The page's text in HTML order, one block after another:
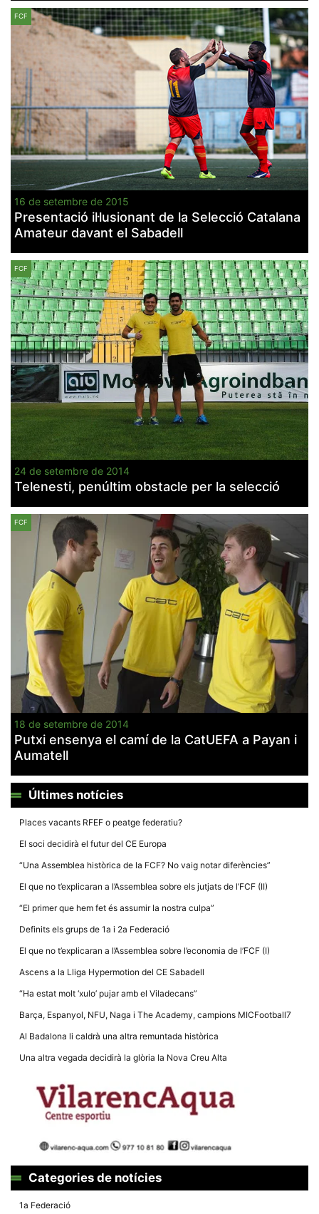
FCF
16 de setembre de 2015
Presentació il·lusionant de la Selecció Catalana
Amateur davant el Sabadell
FCF
24 de setembre de 2014
Telenesti, penúltim obstacle per la selecció
FCF
18 de setembre de 2014
Putxi ensenya el camí de la CatUEFA a Payan i
Aumatell
Últimes notícies
Places vacants RFEF o peatge federatiu?
El soci decidirà el futur del CE Europa
“Una Assemblea històrica de la FCF? No vaig notar diferències”
El que no t’explicaran a l’Assemblea sobre els jutjats de l’FCF (II)
“El primer que hem fet és assumir la nostra culpa”
Definits els grups de 1a i 2a Federació
El que no t’explicaran a l’Assemblea sobre l’economia de l’FCF (I)
Ascens a la Lliga Hypermotion del CE Sabadell
“Ha estat molt ‘xulo’ pujar amb el Viladecans”
Barça, Espanyol, NFU, Naga i The Academy, campions MICFootball7
Al Badalona li caldrà una altra remuntada històrica
Una altra vegada decidirà la glòria la Nova Creu Alta
Categories de notícies
1a Federació